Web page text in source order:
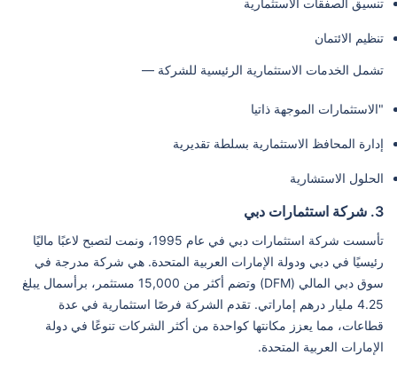
تنظيم الائتمان
تشمل الخدمات الاستثمارية الرئيسية للشركة —
"الاستثمارات الموجهة ذاتيا
إدارة المحافظ الاستثمارية بسلطة تقديرية
الحلول الاستشارية
3. شركة استثمارات دبي
تأسست شركة استثمارات دبي في عام 1995، ونمت لتصبح لاعبًا ماليًا
رئيسيًا في دبي ودولة الإمارات العربية المتحدة. هي شركة مدرجة في
سوق دبي المالي (DFM) وتضم أكثر من 15,000 مستثمر، برأسمال يبلغ
4.25 مليار درهم إماراتي. تقدم الشركة فرصًا استثمارية في عدة
قطاعات، مما يعزز مكانتها كواحدة من أكثر الشركات تنوعًا في دولة
الإمارات العربية المتحدة.